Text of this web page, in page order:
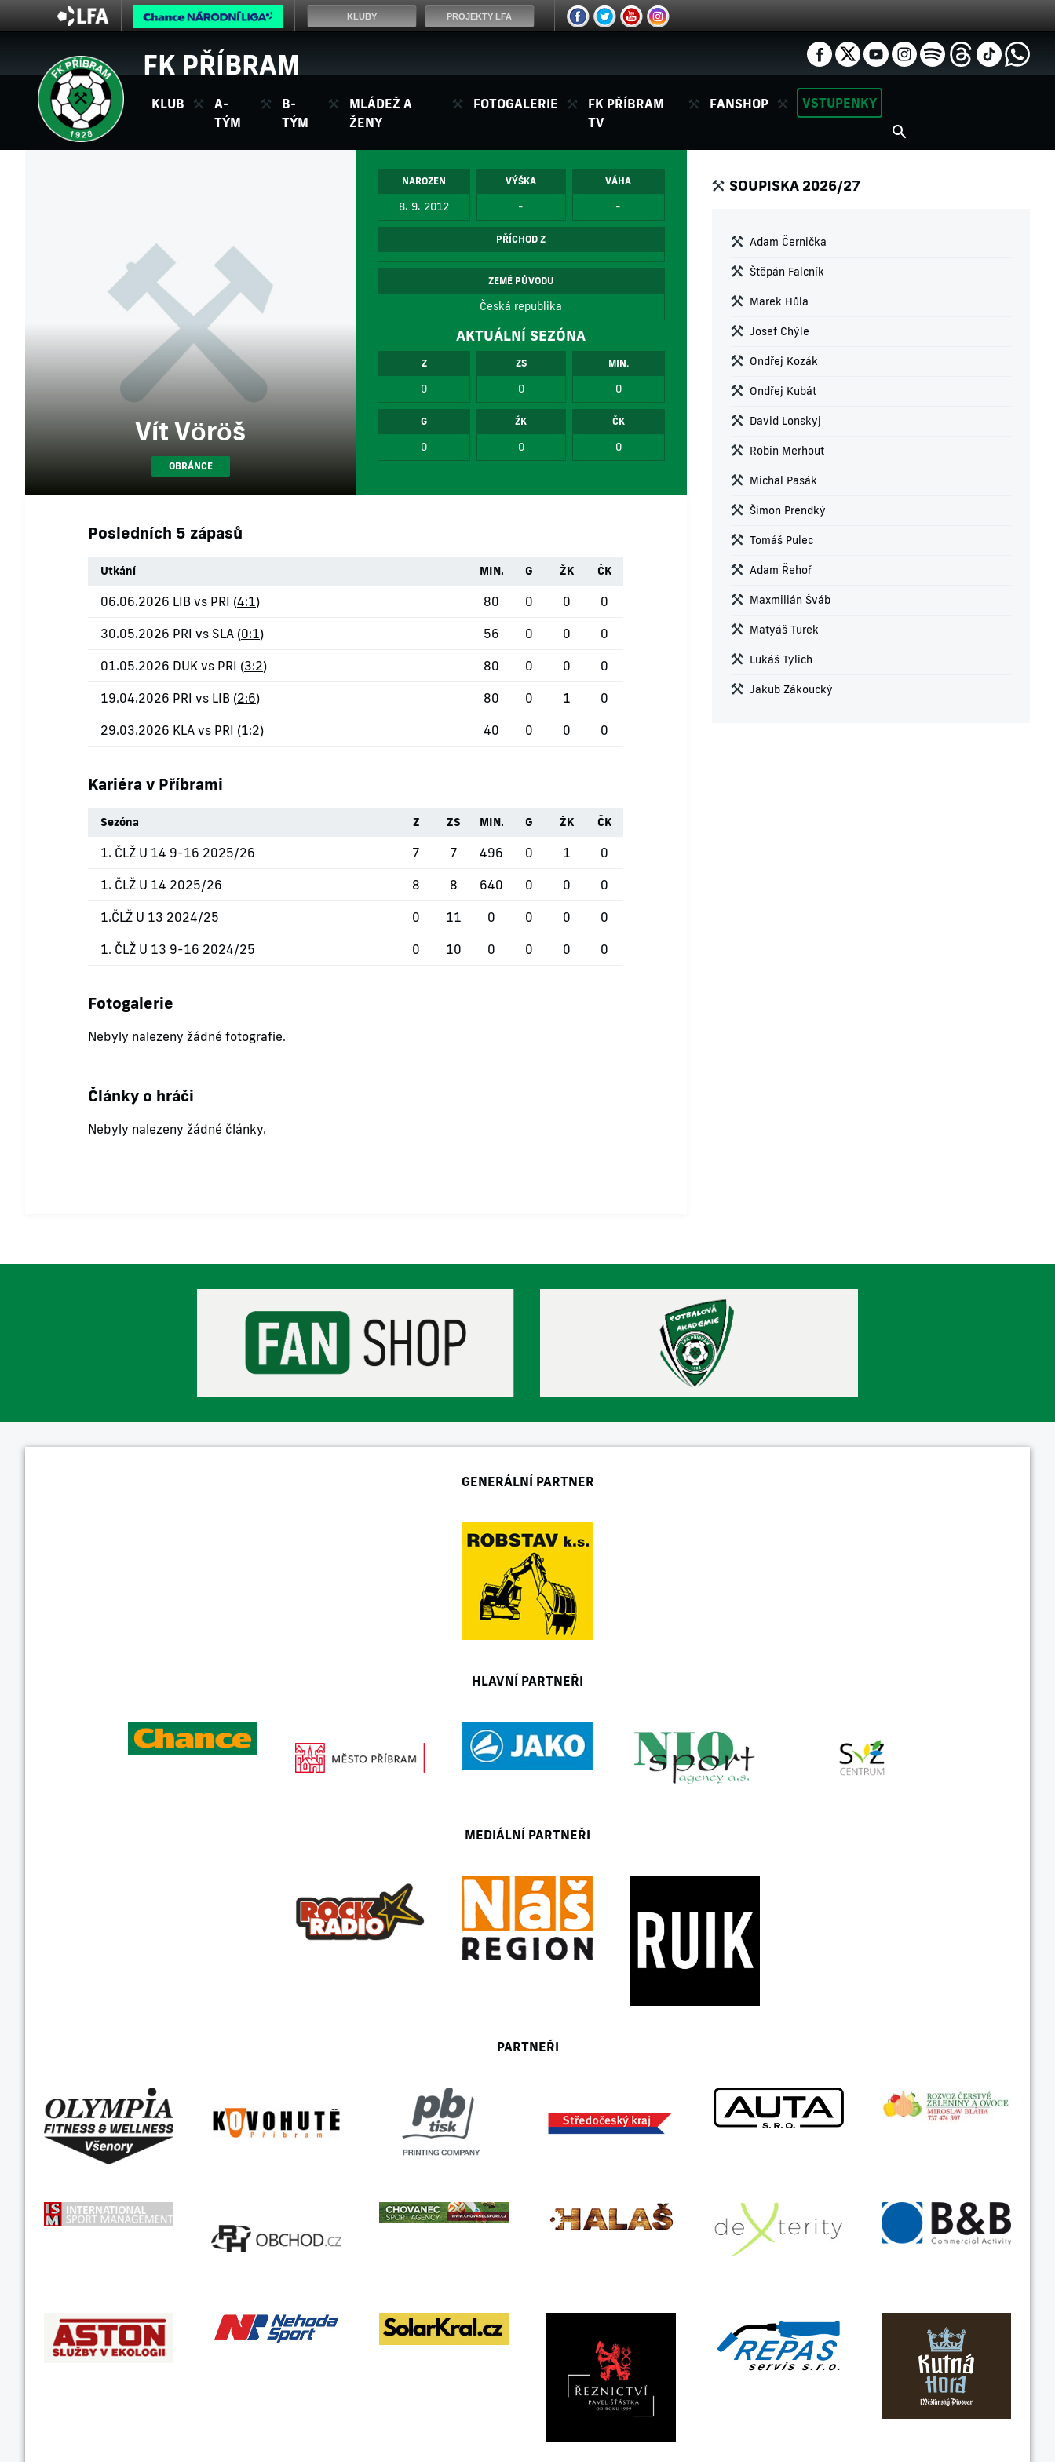
FK PŘÍBRAM
KLUB
A-
TÝM
B-
TÝM
MLÁDEŽ A
ŽENY
FOTOGALERIE
FK PŘÍBRAM
TV
FANSHOP VSTUPENKY
Vít Vöröš
OBRÁNCE
NAROZEN
8. 9. 2012
VÝŠKA
-
VÁHA
-
PŘÍCHOD Z
ZEMĚ PŮVODU
Česká republika
AKTUÁLNÍ SEZÓNA
Z
0
ZS
0
MIN.
0
G
0
ŽK
0
ČK
0
Posledních 5 zápasů
Utkání MIN. G ŽK ČK
06.06.2026 LIB vs PRI (4:1) 80 0 0 0
30.05.2026 PRI vs SLA (0:1) 56 0 0 0
01.05.2026 DUK vs PRI (3:2) 80 0 0 0
19.04.2026 PRI vs LIB (2:6) 80 0 1 0
29.03.2026 KLA vs PRI (1:2) 40 0 0 0
Kariéra v Příbrami
Sezóna Z ZS MIN. G ŽK ČK
1. ČLŽ U 14 9-16 2025/26 7 7 496 0 1 0
1. ČLŽ U 14 2025/26 8 8 640 0 0 0
1.ČLŽ U 13 2024/25 0 11 0 0 0 0
1. ČLŽ U 13 9-16 2024/25 0 10 0 0 0 0
Fotogalerie
Nebyly nalezeny žádné fotografie.
Články o hráči
Nebyly nalezeny žádné články.
SOUPISKA 2026/27
Adam Černička
Štěpán Falcník
Marek Hůla
Josef Chýle
Ondřej Kozák
Ondřej Kubát
David Lonskyj
Robin Merhout
Michal Pasák
Šimon Prendký
Tomáš Pulec
Adam Řehoř
Maxmilián Šváb
Matyáš Turek
Lukáš Tylich
Jakub Zákoucký
GENERÁLNÍ PARTNER
HLAVNÍ PARTNEŘI
MEDIÁLNÍ PARTNEŘI
PARTNEŘI
KLUBY PROJEKTY LFA